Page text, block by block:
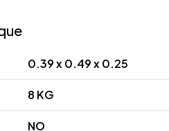
0.39 x 0.49 x 0.25
8 KG
NO